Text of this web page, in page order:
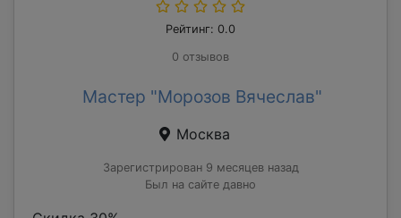
Рейтинг: 0.0
0 отзывов
Мастер "Морозов Вячеслав"
Москва
Зарегистрирован 9 месяцев назад
Был на сайте давно